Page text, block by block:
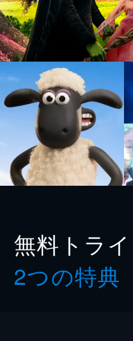
無料トラ
2つの特典